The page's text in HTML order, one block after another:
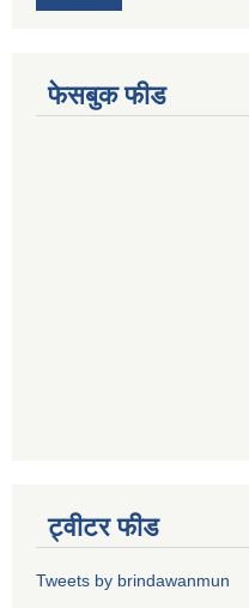
फेसबुक फीड
ट्वीटर फीड
Tweets by brindawanmun